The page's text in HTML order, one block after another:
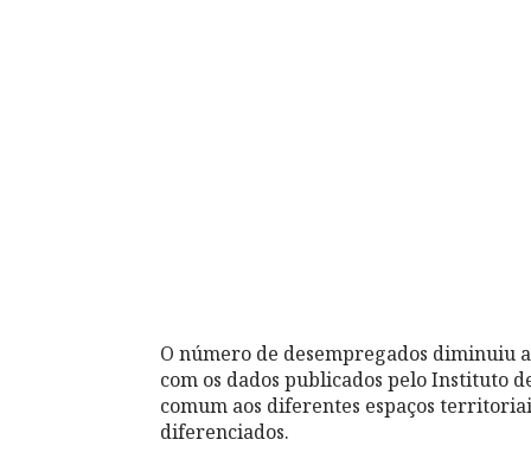
O número de desempregados diminuiu
com os dados publicados pelo Instituto
comum aos diferentes espaços
diferenciados.